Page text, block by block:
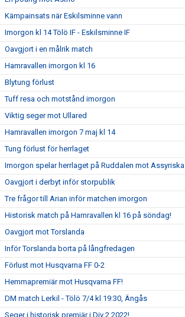
Kämpainsats när Eskilsminne vann
Imorgon kl 14 Tölö IF - Eskilsminne IF
Oavgjort i en målrik match
Hamravallen imorgon kl 16
Blytung förlust
Tuff resa och motstånd imorgon
Viktig seger mot Ullared
Hamravallen imorgon 7 maj kl 14
Tung förlust för herrlaget
Imorgon spelar herrlaget på Ruddalen mot Assyriska
Oavgjort i derbyt inför storpublik
Tre frågor till Arian inför matchen imorgon
Historisk match på Hamravallen kl 16 på söndag!
Oavgjort mot Torslanda
Inför Torslanda borta på långfredagen
Förlust mot Husqvarna FF 0-2
Hemmapremiär mot Husqvarna FF!
DM match Lerkil - Tölö 7/4 kl 19:30, Ängås
Seger i historisk premiär i Div 2 2022!